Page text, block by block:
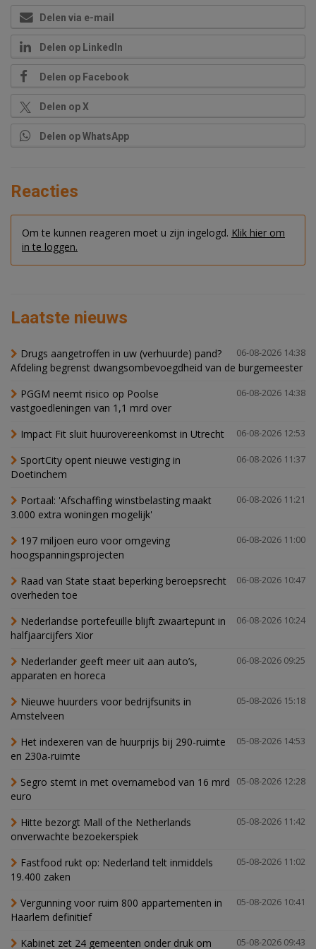
Delen via e-mail
Delen op LinkedIn
Delen op Facebook
Delen op X
Delen op WhatsApp
Reacties
Om te kunnen reageren moet u zijn ingelogd. Klik hier om
in te loggen.
Laatste nieuws
06-08-2026 14:38
Drugs aangetroffen in uw (verhuurde) pand?
Afdeling begrenst dwangsombevoegdheid van de burgemeester
06-08-2026 14:38
PGGM neemt risico op Poolse
vastgoedleningen van 1,1 mrd over
06-08-2026 12:53
Impact Fit sluit huurovereenkomst in Utrecht
06-08-2026 11:37
SportCity opent nieuwe vestiging in
Doetinchem
06-08-2026 11:21
Portaal: 'Afschaffing winstbelasting maakt
3.000 extra woningen mogelijk'
06-08-2026 11:00
197 miljoen euro voor omgeving
hoogspanningsprojecten
06-08-2026 10:47
Raad van State staat beperking beroepsrecht
overheden toe
06-08-2026 10:24
Nederlandse portefeuille blijft zwaartepunt in
halfjaarcijfers Xior
06-08-2026 09:25
Nederlander geeft meer uit aan auto’s,
apparaten en horeca
05-08-2026 15:18
Nieuwe huurders voor bedrijfsunits in
Amstelveen
05-08-2026 14:53
Het indexeren van de huurprijs bij 290-ruimte
en 230a-ruimte
05-08-2026 12:28
Segro stemt in met overnamebod van 16 mrd
euro
05-08-2026 11:42
Hitte bezorgt Mall of the Netherlands
onverwachte bezoekerspiek
05-08-2026 11:02
Fastfood rukt op: Nederland telt inmiddels
19.400 zaken
05-08-2026 10:41
Vergunning voor ruim 800 appartementen in
Haarlem definitief
05-08-2026 09:43
Kabinet zet 24 gemeenten onder druk om